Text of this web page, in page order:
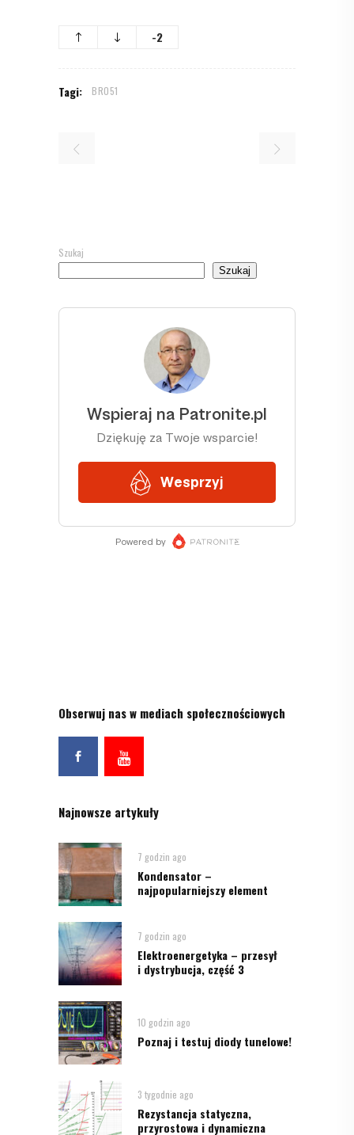
-2
Tagi: BR051
Szukaj
Szukaj
Obserwuj nas w mediach społecznościowych
Najnowsze artykuły
7 godzin ago
Kondensator –
najpopularniejszy element
7 godzin ago
Elektroenergetyka – przesył
i dystrybucja, część 3
10 godzin ago
Poznaj i testuj diody tunelowe!
3 tygodnie ago
Rezystancja statyczna,
przyrostowa i dynamiczna